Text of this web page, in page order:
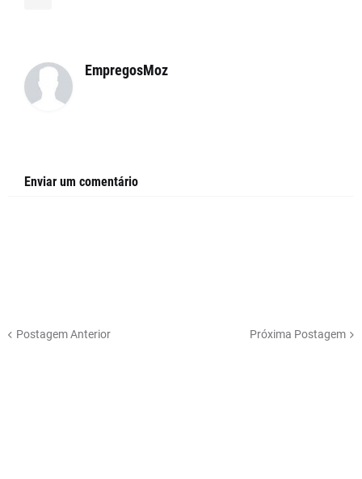
EmpregosMoz
Enviar um comentário
Postagem Anterior Próxima Postagem